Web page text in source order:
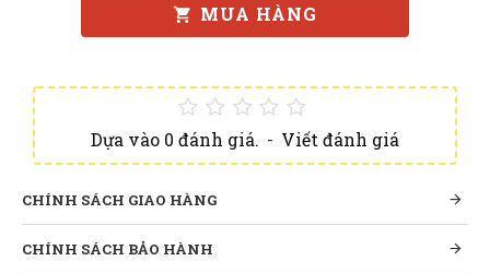
Dựa vào 0 đánh giá. - Viết đánh giá
MUA HÀNG
CHÍNH SÁCH GIAO HÀNG
CHÍNH SÁCH BẢO HÀNH